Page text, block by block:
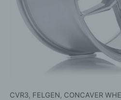
CVR3, FELGEN, CONCAVER